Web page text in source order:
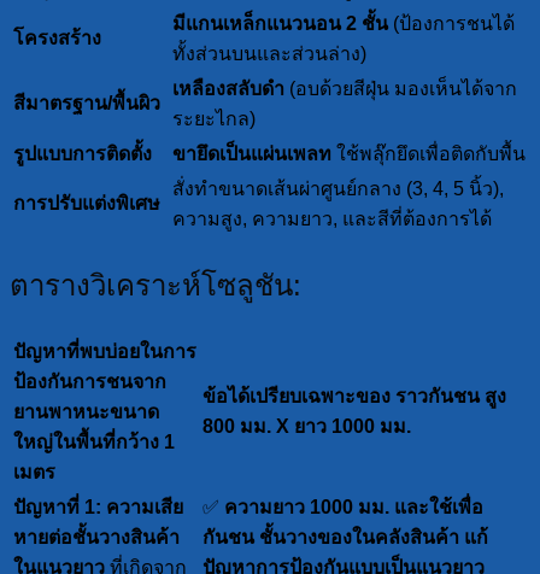
โครงสร้าง
มีแกนเหล็กแนวนอน 2 ชั้น(ป้องการชนได้
ทั้งส่วนบนและส่วนล่าง)
สีมาตรฐาน/พื้นผิว
เหลืองสลับดำ (อบด้วยสีฝุ่น มองเห็นได้จาก
ระยะไกล)
รูปแบบการติดตั้ง
ขายึดเป็นแผ่นเพลท ใช้พลุ๊กยึดเพื่อติดกับพื้น
การปรับแต่งพิเศษ
สั่งทำขนาดเส้นผ่าศูนย์กลาง (3, 4, 5 นิ้ว),
ความสูง, ความยาว, และสีที่ต้องการได้
ตารางวิเคราะห์โซลูชัน:
ปัญหาที่พบบ่อยในการ
ป้องกันการชนจาก
ยานพาหนะขนาด
ใหญ่ในพื้นที่กว้าง 1
เมตร
ข้อได้เปรียบเฉพาะของ ราวกันชน สูง
800 มม. X ยาว 1000 มม.
ปัญหาที่ 1: ความเสีย
หายต่อชั้นวางสินค้า
ในแนวยาว ที่เกิดจาก
✅ ความยาว 1000 มม. และใช้เพื่อ
กันชน ชั้นวางของในคลังสินค้า แก้
ปัญหาการป้องกันแบบเป็นแนวยาว